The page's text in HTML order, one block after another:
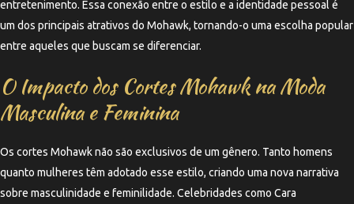
entretenimento. Essa conexão entre o estilo e a identidade pessoal é
um dos principais atrativos do Mohawk, tornando-o uma escolha popular
entre aqueles que buscam se diferenciar.
O Impacto dos Cortes Mohawk na Moda
Masculina e Feminina
Os cortes Mohawk não são exclusivos de um gênero. Tanto homens
quanto mulheres têm adotado esse estilo, criando uma nova narrativa
sobre masculinidade e feminilidade. Celebridades como Cara